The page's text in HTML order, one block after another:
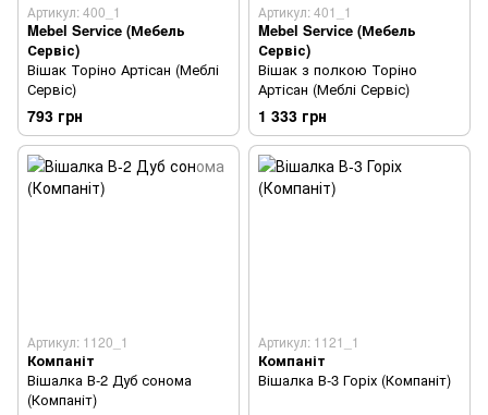
Артикул: 400_1
Mebel Service (Мебель
Сервіс)
Вішак Торіно Артісан (Меблі
Сервіс)
793 грн
Артикул: 401_1
Mebel Service (Мебель
Сервіс)
Вішак з полкою Торіно
Артісан (Меблі Сервіс)
1 333 грн
Артикул: 1120_1
Компаніт
Вішалка В-2 Дуб сонома
(Компаніт)
Артикул: 1121_1
Компаніт
Вішалка В-3 Горіх (Компаніт)